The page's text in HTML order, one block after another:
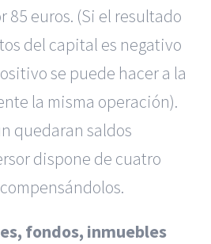
85 euros. (Si el resultado
del capital es negativo
se puede hacer a la
la misma operación).
quedaran saldos
dispone de cuatro
fondos, inmuebles